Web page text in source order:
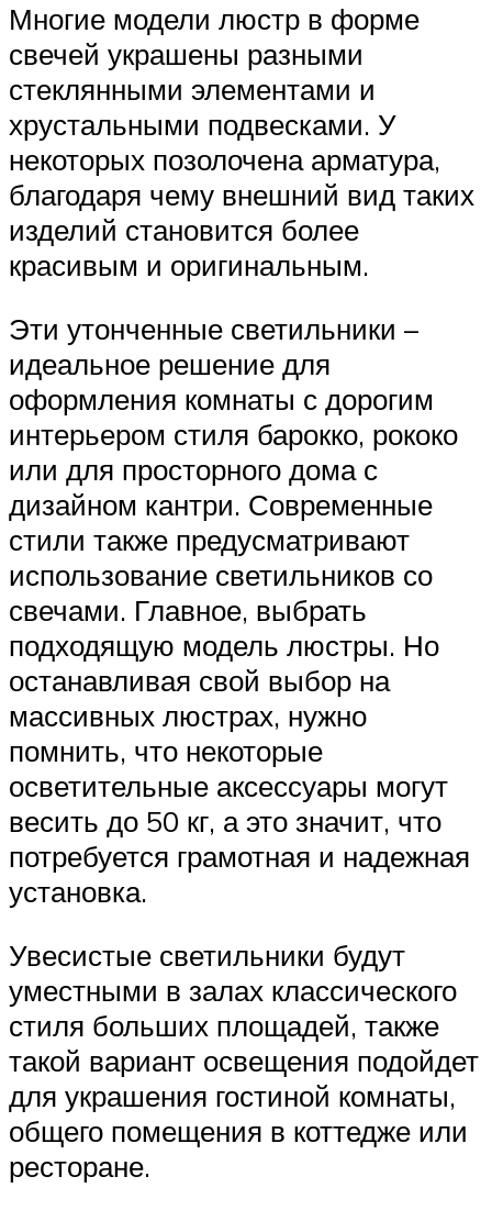
Многие модели люстр в форме
свечей украшены разными
стеклянными элементами и
хрустальными подвесками. У
некоторых позолочена арматура,
благодаря чему внешний вид таких
изделий становится более
красивым и оригинальным.
Эти утонченные светильники –
идеальное решение для
оформления комнаты с дорогим
интерьером стиля барокко, рококо
или для просторного дома с
дизайном кантри. Современные
стили также предусматривают
использование светильников со
свечами. Главное, выбрать
подходящую модель люстры. Но
останавливая свой выбор на
массивных люстрах, нужно
помнить, что некоторые
осветительные аксессуары могут
весить до 50 кг, а это значит, что
потребуется грамотная и надежная
установка.
Увесистые светильники будут
уместными в залах классического
стиля больших площадей, также
такой вариант освещения подойдет
для украшения гостиной комнаты,
общего помещения в коттедже или
ресторане.